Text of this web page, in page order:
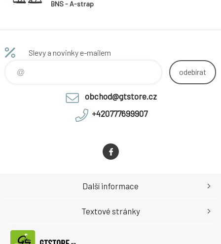
BNS - A-strap
Slevy a novinky e-mailem
odebírat
obchod@gtstore.cz
+420777699907
Další informace
Textové stránky